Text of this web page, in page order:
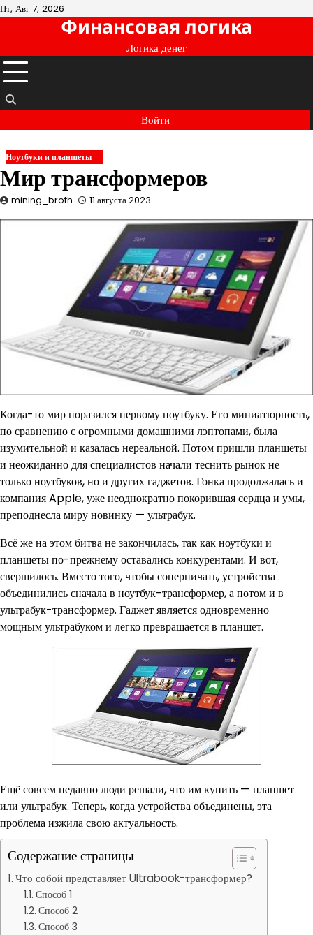
Перейти
Пт, Авг 7, 2026
Финансовая логика
Логика денег
Войти
Ноутбуки и планшеты
Мир трансформеров
mining_broth 11 августа 2023
Когда-то мир поразился первому ноутбуку. Его миниатюрность,
по сравнению с огромными домашними лэптопами, была
изумительной и казалась нереальной. Потом пришли планшеты
и неожиданно для специалистов начали теснить рынок не
только ноутбуков, но и других гаджетов. Гонка продолжалась и
компания Apple, уже неоднократно покорившая сердца и умы,
преподнесла миру новинку — ультрабук.
Всё же на этом битва не закончилась, так как ноутбуки и
планшеты по-прежнему оставались конкурентами. И вот,
свершилось. Вместо того, чтобы соперничать, устройства
объединились сначала в ноутбук-трансформер, а потом и в
ультрабук-трансформер. Гаджет является одновременно
мощным ультрабуком и легко превращается в планшет.
Ещё совсем недавно люди решали, что им купить — планшет
или ультрабук. Теперь, когда устройства объединены, эта
проблема изжила свою актуальность.
Содержание страницы
Что собой представляет Ultrabook-трансформер?
Способ 1
Способ 2
Способ 3